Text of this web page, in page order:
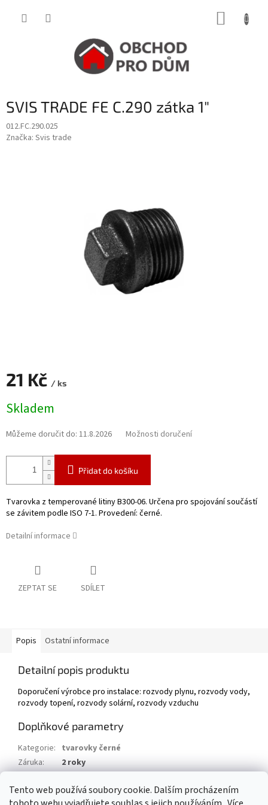
Tento web používá soubory cookie. Dalším procházením
SVIS TRADE FE C.290 zátka 1"
012.FC.290.025
Značka: Svis trade
21 Kč / ks
cena:
Skladem
Můžeme doručit do: 11.8.2026 Možnosti doručení
Přidat do košíku
Tvarovka z temperované litiny B300-06. Určena pro spojování součástí
se závitem podle ISO 7-1. Provedení: černé.
Detailní informace
ZEPTAT SE SDÍLET
Popis Ostatní informace
Detailní popis produktu
Doporučení výrobce pro instalace: rozvody plynu, rozvody vody,
rozvody topení, rozvody solární, rozvody vzduchu
Doplňkové parametry
Kategorie: tvarovky černé
Záruka:
2 roky
EAN: 8592018104600